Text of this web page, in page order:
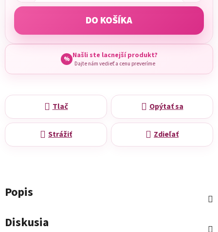
DO KOŠÍKA
% Našli ste lacnejší produkt?
Dajte nám vedieť a cenu preveríme
Tlač Opýtať sa
Strážiť Zdieľať
Popis
Diskusia